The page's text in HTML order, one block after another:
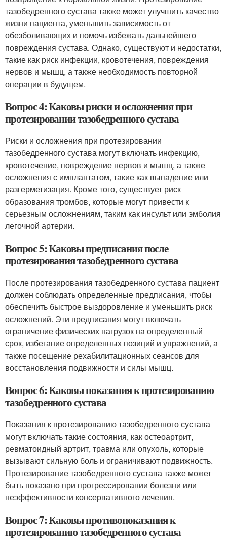
тазобедренного сустава также может улучшить качество
жизни пациента, уменьшить зависимость от
обезболивающих и помочь избежать дальнейшего
повреждения сустава. Однако, существуют и недостатки,
такие как риск инфекции, кровотечения, повреждения
нервов и мышц, а также необходимость повторной
операции в будущем.
Вопрос 4: Каковы риски и осложнения при
протезировании тазобедренного сустава
Риски и осложнения при протезировании
тазобедренного сустава могут включать инфекцию,
кровотечение, повреждение нервов и мышц, а также
осложнения с имплантатом, такие как выпадение или
разгерметизация. Кроме того, существует риск
образования тромбов, которые могут привести к
серьезным осложнениям, таким как инсульт или эмболия
легочной артерии.
Вопрос 5: Каковы предписания после
протезирования тазобедренного сустава
После протезирования тазобедренного сустава пациент
должен соблюдать определенные предписания, чтобы
обеспечить быстрое выздоровление и уменьшить риск
осложнений. Эти предписания могут включать
ограничение физических нагрузок на определенный
срок, избегание определенных позиций и упражнений, а
также посещение рехабилитационных сеансов для
восстановления подвижности и силы мышц.
Вопрос 6: Каковы показания к протезированию
тазобедренного сустава
Показания к протезированию тазобедренного сустава
могут включать такие состояния, как остеоартрит,
ревматоидный артрит, травма или опухоль, которые
вызывают сильную боль и ограничивают подвижность.
Протезирование тазобедренного сустава также может
быть показано при прогрессировании болезни или
неэффективности консервативного лечения.
Вопрос 7: Каковы противопоказания к
протезированию тазобедренного сустава